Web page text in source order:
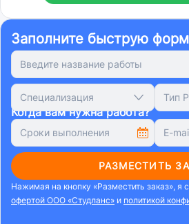
Заполните быструю
Специализация Тип
Когда вам нужна работа?
РАЗМЕСТИТЬ
Нажимая на кнопку «Разместить заказ», я
офертой ООО «Студланс» и политикой